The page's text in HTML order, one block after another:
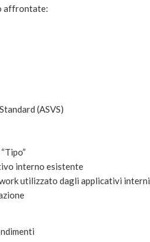
affrontate:
(ASVS)
interno esistente
utilizzato dagli applicativi interni